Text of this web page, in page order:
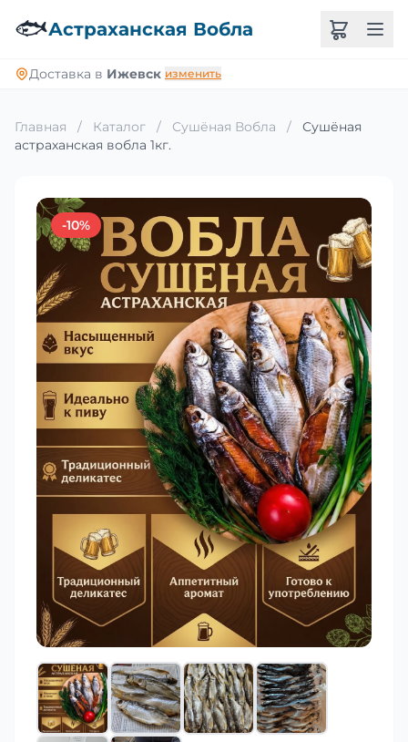
🐟Астраханская Вобла
Доставка в Ижевск изменить
Главная / Каталог / Сушёная Вобла /
Сушёная
астраханская вобла 1кг.
-10%